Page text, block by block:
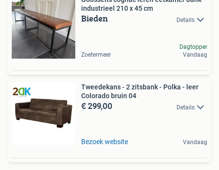
industrieel 210 x 45 cm
Bieden Details
Zoetermeer
Dagtopper
Vandaag
Tweedekans - 2 zitsbank - Polka - leer
Colorado bruin 04
€ 299,00 Details
Bezoek website Vandaag